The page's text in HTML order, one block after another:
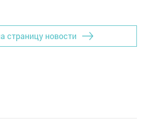
страницу новости